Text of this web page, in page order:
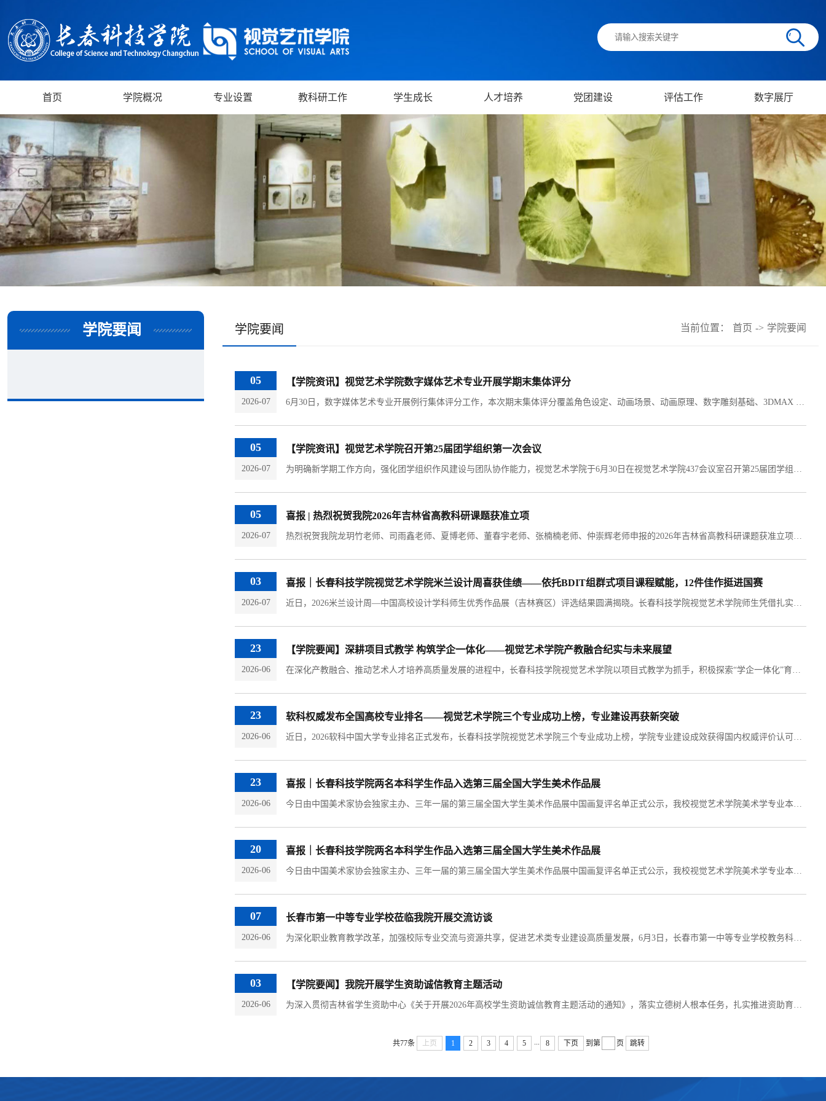
首页 学院概况 专业设置 教科研工作 学生成长 人才培养 党团建设 评估工作 数字展厅
学院要闻 学院要闻 当前位置： 首页 -> 学院要闻
05
2026-07
【学院资讯】视觉艺术学院数字媒体艺术专业开展学期末集体评分
05
2026-07
【学院资讯】视觉艺术学院召开第25届团学组织第一次会议
05
2026-07
喜报 | 热烈祝贺我院2026年吉林省高教科研课题获准立项
03
2026-07
喜报｜长春科技学院视觉艺术学院米兰设计周喜获佳绩——依托BDIT组群式项目课程赋能，12件佳作挺进国赛
23
2026-06
【学院要闻】深耕项目式教学 构筑学企一体化——视觉艺术学院产教融合纪实与未来展望
23
2026-06
软科权威发布全国高校专业排名——视觉艺术学院三个专业成功上榜，专业建设再获新突破
23
2026-06
喜报｜长春科技学院两名本科学生作品入选第三届全国大学生美术作品展
20
2026-06
喜报｜长春科技学院两名本科学生作品入选第三届全国大学生美术作品展
07
2026-06
长春市第一中等专业学校莅临我院开展交流访谈
03
2026-06
【学院要闻】我院开展学生资助诚信教育主题活动
共77条 上页 1 2 3 4 5 ... 8 下页 到第 页 跳转